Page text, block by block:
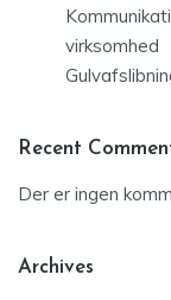
virksomhed
Recent
Der er ingen
Archives